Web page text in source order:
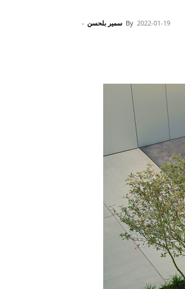
By سمير بلحسن - 2022-01-19